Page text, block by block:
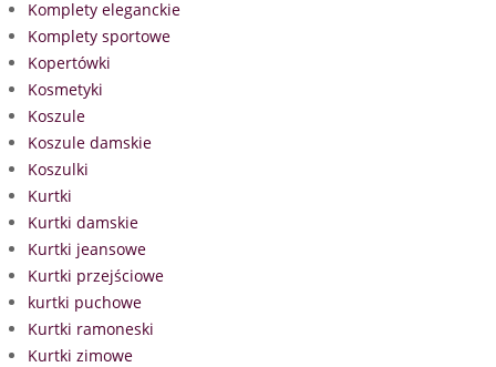
Komplety eleganckie
Komplety sportowe
Kopertówki
Kosmetyki
Koszule
Koszule damskie
Koszulki
Kurtki
Kurtki damskie
Kurtki jeansowe
Kurtki przejściowe
kurtki puchowe
Kurtki ramoneski
Kurtki zimowe